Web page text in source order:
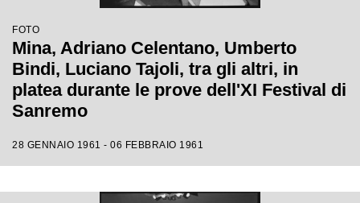
FOTO
Mina, Adriano Celentano, Umberto
Bindi, Luciano Tajoli, tra gli altri, in
platea durante le prove dell'XI Festival di
Sanremo
28 GENNAIO 1961 - 06 FEBBRAIO 1961